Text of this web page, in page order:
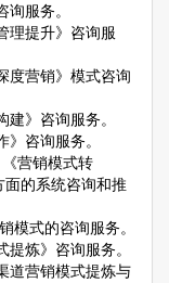
服务。
理提升》咨询服
度营销》模式咨询
》咨询服务。
咨询服务。
营销模式转
的系统咨询和推
模式的咨询服务。
炼》咨询服务。
道营销模式提炼与